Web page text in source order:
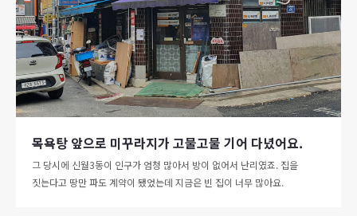
목욕탕 앞으로 미꾸라지가 고물고물 기어 다녔어요.
그 당시에 신월3동이 인구가 엄청 많아서 방이 없어서 난리였죠. 집을
짓는다고 땅만 파도 계약이 됐었는데 지금은 빈 집이 너무 많아요.